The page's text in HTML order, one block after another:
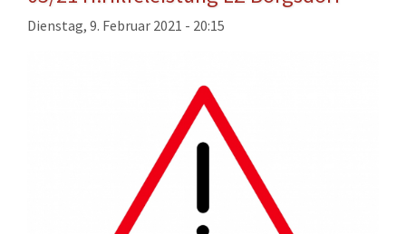
DOWNLOADS
EINSÄTZE
Dienstag, 9. Februar 2021 - 20:15